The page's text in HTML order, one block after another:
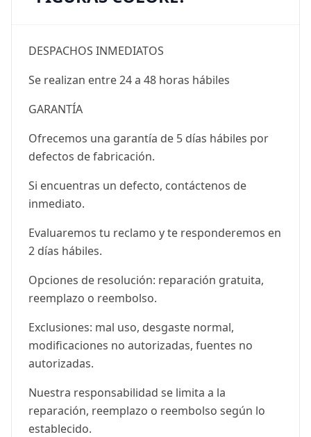
DESPACHOS INMEDIATOS
Se realizan entre 24 a 48 horas hábiles
GARANTÍA
Ofrecemos una garantía de 5 días hábiles por
defectos de fabricación.
Si encuentras un defecto, contáctenos de
inmediato.
Evaluaremos tu reclamo y te responderemos en
2 días hábiles.
Opciones de resolución: reparación gratuita,
reemplazo o reembolso.
Exclusiones: mal uso, desgaste normal,
modificaciones no autorizadas, fuentes no
autorizadas.
Nuestra responsabilidad se limita a la
reparación, reemplazo o reembolso según lo
establecido.